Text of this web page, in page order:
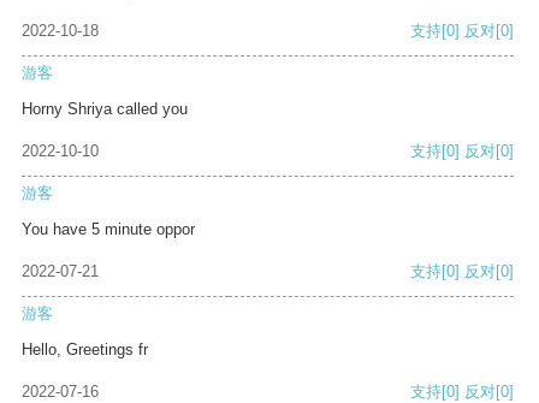
2022-10-18 支持[0] 反对[0]
游客
Horny Shriya called you
2022-10-10 支持[0] 反对[0]
游客
You have 5 minute oppor
2022-07-21 支持[0] 反对[0]
游客
Hello, Greetings fr
2022-07-16 支持[0] 反对[0]